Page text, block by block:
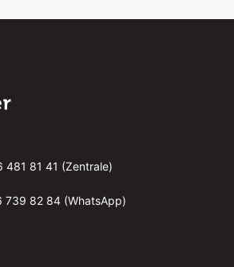
481 81 41 (Zentrale)
739 82 84 (WhatsApp)